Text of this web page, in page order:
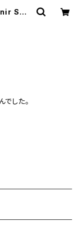
Sho
した。